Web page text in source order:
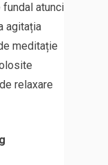
atunci
agitația
meditație
relaxare